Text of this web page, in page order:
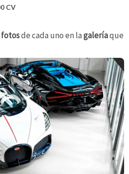
CV
fotosde cada uno en lagaleríaque